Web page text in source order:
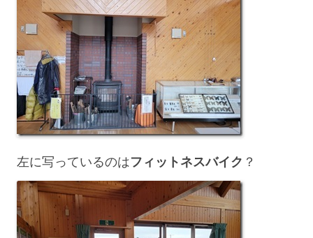
左に写っているのはフィットネスバイク ？